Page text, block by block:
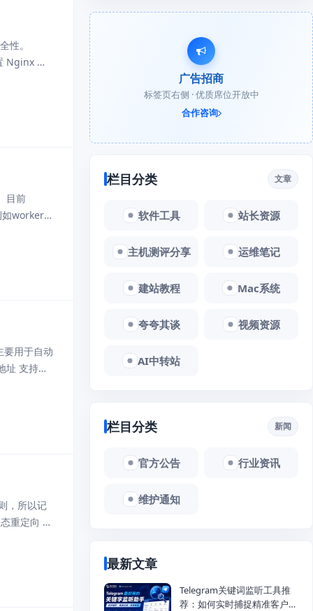
性。
Nginx 仅
目前
如workers
用于自动
址 支持宝
，所以记
重定向 静
广告招商
标签页右侧 · 优质席位开放中
合作咨询
栏目分类 文章
软件工具 站长资源
主机测评分享 运维笔记
建站教程 Mac系统
夸夸其谈 视频资源
AI中转站
栏目分类 新闻
官方公告 行业资讯
维护通知
最新文章
Telegram关键词监听工具推
荐：如何实时捕捉精准客户，